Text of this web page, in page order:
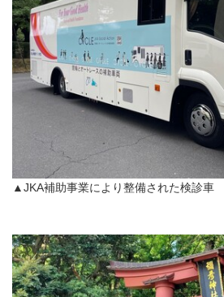
▲JKA補助事業により整備された検診車